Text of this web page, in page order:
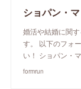
ショパン・
婚活や結婚に関
す。 以下のフォ
い！ ショパン・
formrun